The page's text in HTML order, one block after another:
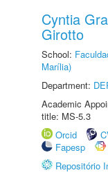
Cyntia
Girotto
School:
Marília)
Department:
Academic
title: MS-5.3
Orcid
Fapesp
Repositório